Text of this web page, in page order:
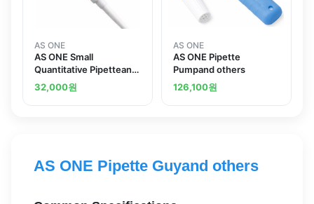
AS ONE
AS ONE Small
Quantitative Pipetteand
others
32,000원
AS ONE
AS ONE Pipette
Pumpand others
126,100원
AS ONE Pipette Guyand others